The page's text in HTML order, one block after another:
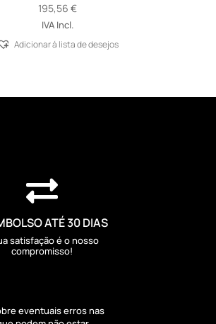
195,56€
IVA Incl.
Adicionar á lista de desejos

ATÉ 30 DIAS
satisfação é o nosso
compromisso!
eventuais erros nas